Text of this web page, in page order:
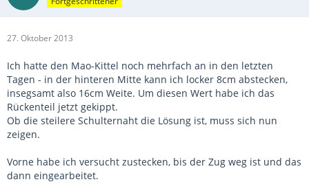
27. Oktober 2013
Ich hatte den Mao-Kittel noch mehrfach an in den letzten
Tagen - in der hinteren Mitte kann ich locker 8cm abstecken,
insegsamt also 16cm Weite. Um diesen Wert habe ich das
Rückenteil jetzt gekippt.
Ob die steilere Schulternaht die Lösung ist, muss sich nun
zeigen.
Vorne habe ich versucht zustecken, bis der Zug weg ist und das
dann eingearbeitet.